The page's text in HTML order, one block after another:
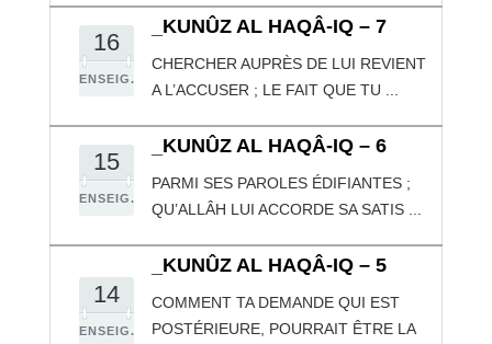
16
ENSEIG.
_KUNÛZ AL HAQÂ-IQ – 7
CHERCHER AUPRÈS DE LUI REVIENT
A L’ACCUSER ; LE FAIT QUE TU ...
15
ENSEIG.
_KUNÛZ AL HAQÂ-IQ – 6
PARMI SES PAROLES ÉDIFIANTES ;
QU’ALLÂH LUI ACCORDE SA SATIS ...
14
ENSEIG.
_KUNÛZ AL HAQÂ-IQ – 5
COMMENT TA DEMANDE QUI EST
POSTÉRIEURE, POURRAIT ÊTRE LA